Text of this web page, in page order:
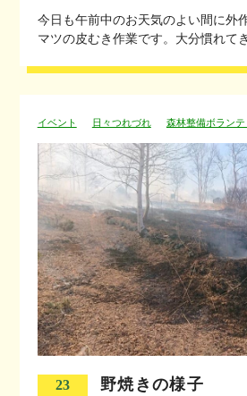
今日も午前中のお天気のよい間に外
マツの皮むき作業です。大分慣れて
イベント 日々つれづれ 森林整備ボランテ
23 野焼きの様子